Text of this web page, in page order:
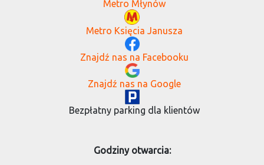
Metro Młynów
Metro Księcia Janusza
Znajdź nas na Facebooku
Znajdź nas na Google
Bezpłatny parking dla klientów
Godziny otwarcia: